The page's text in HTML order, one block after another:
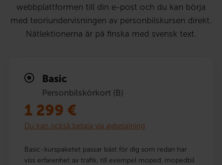
webbplattformen till din e-post och du kan börja
med teoriundervisningen av personbilskursen direkt.
Nätlektionerna är på finska med svensk text.
Basic
Personbilskörkort (B)
1 299 €
Du kan också betala via avbetalning
Basic-kurspaketet passar bäst för dig som redan har
viss erfarenhet av trafik, till exempel moped, mopedbil